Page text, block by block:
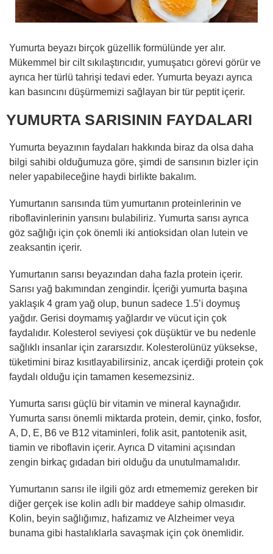
Yumurta beyazı birçok güzellik formülünde yer alır.
Mükemmel bir cilt sıkılaştırıcıdır, yumuşatıcı görevi görür ve
ayrıca her türlü tahrişi tedavi eder. Yumurta beyazı ayrıca
kan basıncını düşürmemizi sağlayan bir tür peptit içerir.
YUMURTA SARISININ FAYDALARI
Yumurta beyazının faydaları hakkında biraz da olsa daha
bilgi sahibi olduğumuza göre, şimdi de sarısının bizler için
neler yapabileceğine haydi birlikte bakalım.
Yumurtanın sarısında tüm yumurtanın proteinlerinin ve
riboflavinlerinin yarısını bulabiliriz. Yumurta sarısı ayrıca
göz sağlığı için çok önemli iki antioksidan olan lutein ve
zeaksantin içerir.
Yumurtanın sarısı beyazından daha fazla protein içerir.
Sarısı yağ bakımından zengindir. İçeriği yumurta başına
yaklaşık 4 gram yağ olup, bunun sadece 1.5’i doymuş
yağdır. Gerisi doymamış yağlardır ve vücut için çok
faydalıdır. Kolesterol seviyesi çok düşüktür ve bu nedenle
sağlıklı insanlar için zararsızdır. Kolesterolünüz yüksekse,
tüketimini biraz kısıtlayabilirsiniz, ancak içerdiği protein çok
faydalı olduğu için tamamen kesemezsiniz.
Yumurta sarısı güçlü bir vitamin ve mineral kaynağıdır.
Yumurta sarısı önemli miktarda protein, demir, çinko, fosfor,
A, D, E, B6 ve B12 vitaminleri, folik asit, pantotenik asit,
tiamin ve riboflavin içerir. Ayrıca D vitamini açısından
zengin birkaç gıdadan biri olduğu da unutulmamalıdır.
Yumurtanın sarısı ile ilgili göz ardı etmememiz gereken bir
diğer gerçek ise kolin adlı bir maddeye sahip olmasıdır.
Kolin, beyin sağlığımız, hafızamız ve Alzheimer veya
bunama gibi hastalıklarla savaşmak için çok önemlidir.